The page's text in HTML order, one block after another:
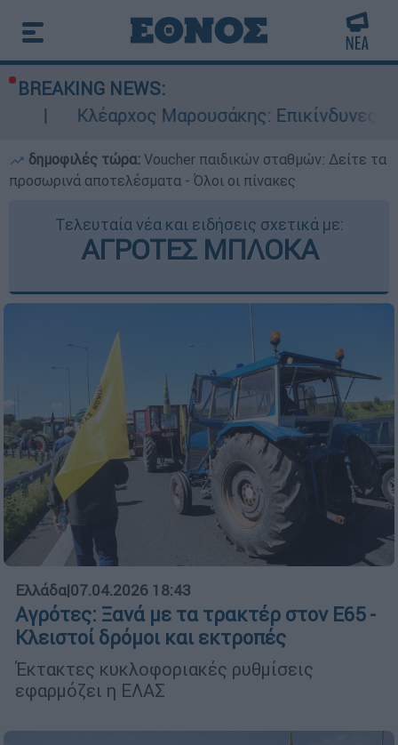
BREAKING NEWS:
Μαρουσάκης: Επικίνδυνες οι επόμενες
δημοφιλές τώρα: Voucher παιδικών σταθμών: Δείτε τα
προσωρινά αποτελέσματα - Όλοι οι πίνακες
Τελευταία νέα και ειδήσεις σχετικά με:
ΑΓΡΟΤΕΣ ΜΠΛΟΚΑ
Ελλάδα|07.04.2026 18:43
Αγρότες: Ξανά με τα τρακτέρ στον Ε65 -
Κλειστοί δρόμοι και εκτροπές
Έκτακτες κυκλοφοριακές ρυθμίσεις
εφαρμόζει η ΕΛΑΣ